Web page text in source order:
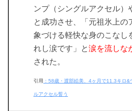
ンプ（シングルアクセル）
と成功させ、「元祖氷上の
象づける軽快な身のこなし
れし涙です」と涙を流しな
された。
引用 ：58歳・渡部絵美、4ヶ月で11.3キロ
ルアクセル誓う